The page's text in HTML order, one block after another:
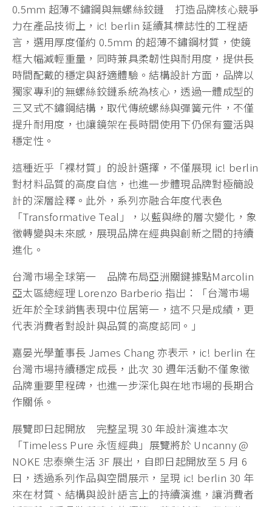
0.5mm 超薄不鏽鋼與無螺絲鉸鏈 打造品牌核心競爭
力在產品技術上，ic! berlin 延續其標誌性的工程語
言，選用厚度僅約 0.5mm 的超薄不鏽鋼材質，使鏡
框大幅減輕重量，同時兼具柔韌性與耐用度，提供長
時間配戴的穩定與舒適體驗。結構設計方面，品牌以
獨家專利的無螺絲鉸鏈系統為核心，透過一體成型的
三叉式不鏽鋼結構，取代傳統螺絲與彈簧元件，不僅
提升耐用度，也讓鏡架在長時間使用下仍保有靈活與
穩定性。
這種近乎「裸材質」的設計選擇，不僅展現 ic! berlin
對材料品質的高度自信，也進一步體現品牌對極簡設
計的深層詮釋。此外，系列亦融合年度代表色
「Transformative Teal」，以藍與綠的層次變化，象
徵轉變與未來感，展現品牌在經典與創新之間的持續
進化。
台灣市場全球第一 品牌布局亞洲關鍵據點Marcolin
亞太區總經理 Lorenzo Barberio 指出：「台灣市場
近年於全球銷售表現中位居第一，這不只是成績，更
代表消費者對設計與品質的高度認同。」
嘉晏光學董事長 James Chang 亦表示，ic! berlin 在
台灣市場持續穩定成長，此次 30 週年活動不僅象徵
品牌重要里程碑，也進一步深化與在地市場的長期合
作關係。
展覽即日起開放 完整呈現 30 年設計演進本次
「Timeless Pure 永恆經典」展覽將於 Uncanny @
NOKE 忠泰樂生活 3F 展出，自即日起開放至 5 月 6
日，透過系列作品與空間展示，呈現 ic! berlin 30 年
來在材質、結構與設計語言上的持續演進，讓消費者